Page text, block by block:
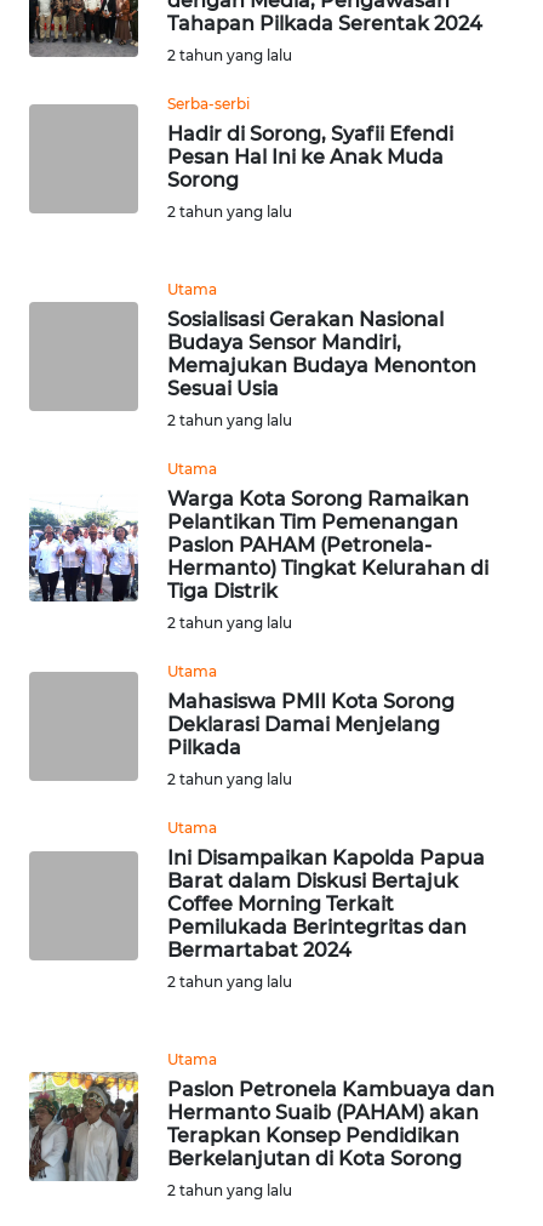
Tahapan Pilkada Serentak 2024
2 tahun yang lalu
Serba-serbi
Hadir di Sorong, Syafii Efendi
Pesan Hal Ini ke Anak Muda
Sorong
2 tahun yang lalu
Utama
Sosialisasi Gerakan Nasional
Budaya Sensor Mandiri,
Memajukan Budaya Menonton
Sesuai Usia
2 tahun yang lalu
Utama
Warga Kota Sorong Ramaikan
Pelantikan Tim Pemenangan
Paslon PAHAM (Petronela-
Hermanto) Tingkat Kelurahan di
Tiga Distrik
2 tahun yang lalu
Utama
Mahasiswa PMII Kota Sorong
Deklarasi Damai Menjelang
Pilkada
2 tahun yang lalu
Utama
Ini Disampaikan Kapolda Papua
Barat dalam Diskusi Bertajuk
Coffee Morning Terkait
Pemilukada Berintegritas dan
Bermartabat 2024
2 tahun yang lalu
Utama
Paslon Petronela Kambuaya dan
Hermanto Suaib (PAHAM) akan
Terapkan Konsep Pendidikan
Berkelanjutan di Kota Sorong
2 tahun yang lalu
WN
WN
WN
WN
LANGKAT
WN
WN
TAPANULI
TENGAH